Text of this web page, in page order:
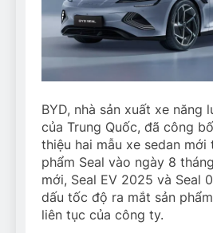
BYD, nhà sản xuất xe năng
của Trung Quốc, đã công
thiệu hai mẫu xe sedan
phẩm Seal vào ngày 8
mới, Seal EV 2025 và Seal
dấu tốc độ ra mắt sản
liên tục của công ty.